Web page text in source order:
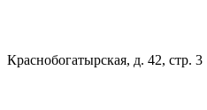
Краснобогатырская, д. 42, стр. 3